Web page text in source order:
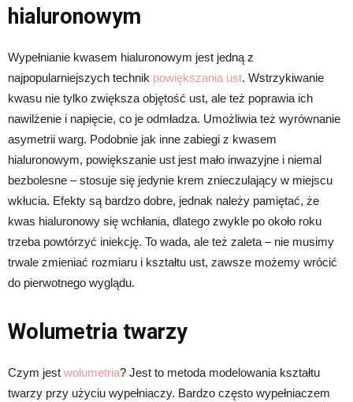
hialuronowym
Wypełnianie kwasem hialuronowym jest jedną z
najpopularniejszych technik powiększania ust. Wstrzykiwanie
kwasu nie tylko zwiększa objętość ust, ale też poprawia ich
nawilżenie i napięcie, co je odmładza. Umożliwia też wyrównanie
asymetrii warg. Podobnie jak inne zabiegi z kwasem
hialuronowym, powiększanie ust jest mało inwazyjne i niemal
bezbolesne – stosuje się jedynie krem znieczulający w miejscu
wkłucia. Efekty są bardzo dobre, jednak należy pamiętać, że
kwas hialuronowy się wchłania, dlatego zwykle po około roku
trzeba powtórzyć iniekcję. To wada, ale też zaleta – nie musimy
trwale zmieniać rozmiaru i kształtu ust, zawsze możemy wrócić
do pierwotnego wyglądu.
Wolumetria twarzy
Czym jest wolumetria? Jest to metoda modelowania kształtu
twarzy przy użyciu wypełniaczy. Bardzo często wypełniaczem